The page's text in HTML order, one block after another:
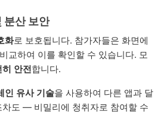
분산 보안
화로 보호됩니다. 참가자들은 화면에
교하여 이를 확인할 수 있습니다. 모
히 안전합니다.
인 유사 기술을 사용하여 다른 앱과 달
도 — 비밀리에 청취자로 참여할 수